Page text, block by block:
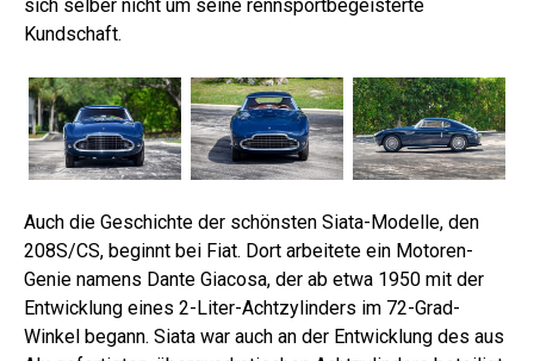
sich selber nicht um seine rennsportbegeisterte
Kundschaft.
Auch die Geschichte der schönsten Siata-Modelle, den
208S/CS, beginnt bei Fiat. Dort arbeitete ein Motoren-
Genie namens Dante Giacosa, der ab etwa 1950 mit der
Entwicklung eines 2-Liter-Achtzylinders im 72-Grad-
Winkel begann. Siata war auch an der Entwicklung des aus